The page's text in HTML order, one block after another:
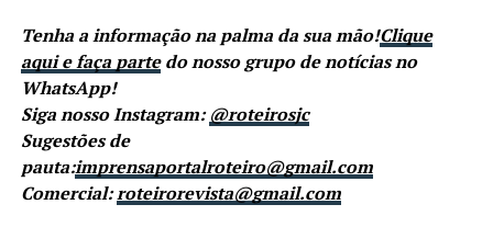
Tenha a informação na palma da sua mão!Clique
aqui e faça partedo nosso grupo de notícias no
WhatsApp!
Siga nosso Instagram:@roteirosjc
Sugestões de
pauta:imprensaportalroteiro@gmail.com
Comercial:roteirorevista@gmail.com